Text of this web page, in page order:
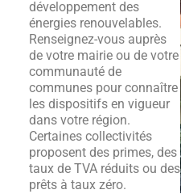
développement des
énergies renouvelables.
Renseignez-vous auprès
de votre mairie ou de votre
communauté de
communes pour connaître
les dispositifs en vigueur
dans votre région.
Certaines collectivités
proposent des primes, des
taux de TVA réduits ou des
prêts à taux zéro.